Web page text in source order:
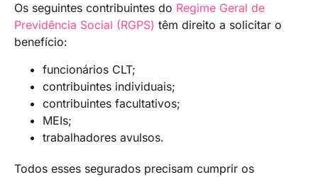
Os seguintes contribuintes do Regime Geral de
Previdência Social (RGPS) têm direito a solicitar o
benefício:
funcionários CLT;
contribuintes individuais;
contribuintes facultativos;
MEIs;
trabalhadores avulsos.
Todos esses segurados precisam cumprir os